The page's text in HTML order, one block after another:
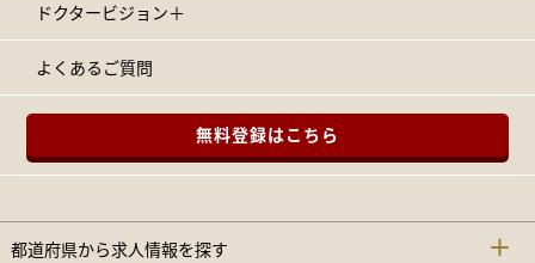
ドクタービジョン＋
よくあるご質問
無料登録はこちら
都道府県から求人情報を探す